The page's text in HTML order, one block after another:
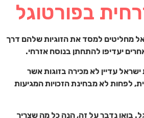
בפורטוגל
מחליטים למסד את הזוגיות שלהם דרך
יעדיפו להתחתן בנוסח אזרחי.
עדיין לא מכירה בזוגות אשר
לפחות לא מבחינת הזכויות המגיעות
בואו נדבר על זה, הנה כל מה שצריך